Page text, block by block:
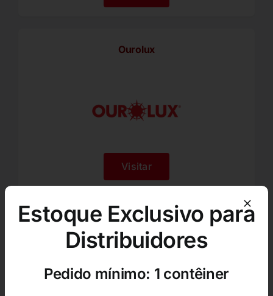
Ourolux
Visitar
CorSolar
Estoque Exclusivo para
Distribuidores
Pedido mínimo: 1 contêiner